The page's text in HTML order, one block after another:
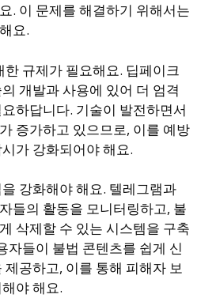
. 이 문제를 해결하기 위해서는
요.
한 규제가 필요해요. 딥페이크
개발과 사용에 있어 더 엄격
하답니다. 기술이 발전하면서
증가하고 있으므로, 이를 예방
가 강화되어야 해요.
강화해야 해요. 텔레그램과
들의 활동을 모니터링하고, 불
삭제할 수 있는 시스템을 구축
자들이 불법 콘텐츠를 쉽게 신
제공하고, 이를 통해 피해자 보
야 해요.